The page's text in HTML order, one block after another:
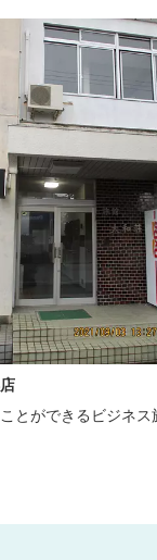
...
とができるビジネ